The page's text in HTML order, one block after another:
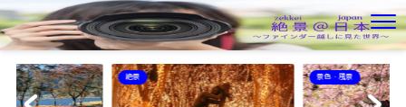
絶景 景色・風景